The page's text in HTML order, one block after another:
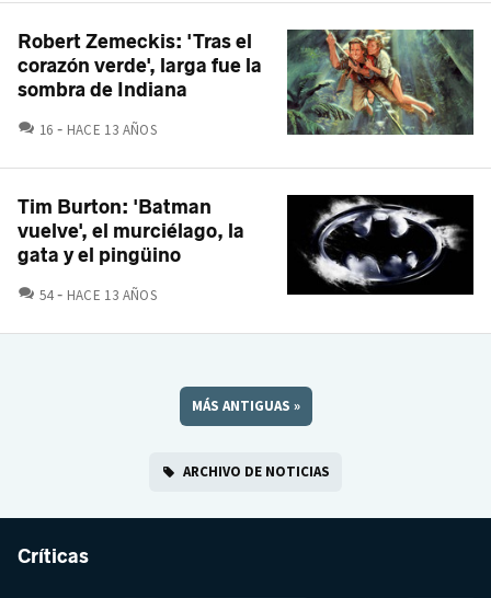
Robert Zemeckis: 'Tras el
corazón verde', larga fue la
sombra de Indiana
16 COMENTARIOS
HACE 13 AÑOS
Tim Burton: 'Batman
vuelve', el murciélago, la
gata y el pingüino
54 COMENTARIOS
HACE 13 AÑOS
MÁS ANTIGUAS »
ARCHIVO DE NOTICIAS
Críticas